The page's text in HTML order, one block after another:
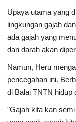
Upaya utama yang
lingkungan gajah
ada gajah yang
dan darah akan
Namun, Heru
pencegahan ini.
di Balai TNTN hidup
"Gajah kita kan